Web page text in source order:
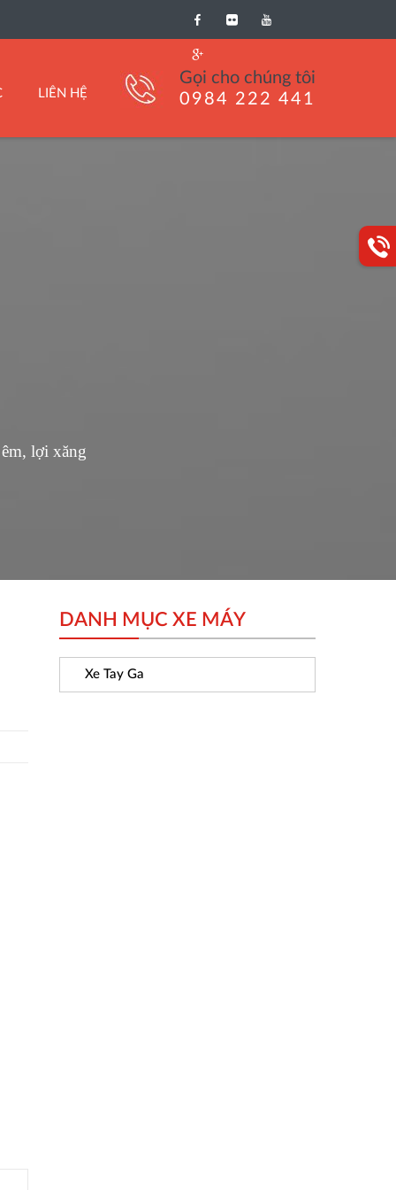
LIÊN HỆ
Gọi cho chúng tôi
0984 222 441
lợi xăng
DANH MỤC XE MÁY
Xe Tay Ga